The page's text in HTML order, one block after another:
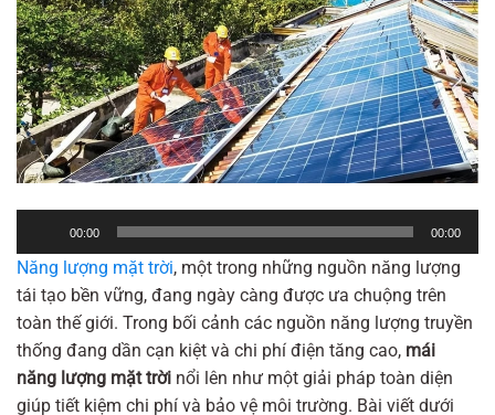
phát
âm
thanh
00:00 00:00
Năng lượng mặt trời, một trong những nguồn năng lượng
tái tạo bền vững, đang ngày càng được ưa chuộng trên
toàn thế giới. Trong bối cảnh các nguồn năng lượng truyền
thống đang dần cạn kiệt và chi phí điện tăng cao, mái
năng lượng mặt trời nổi lên như một giải pháp toàn diện
giúp tiết kiệm chi phí và bảo vệ môi trường. Bài viết dưới